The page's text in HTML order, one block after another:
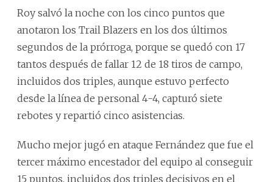
Roy salvó la noche con los cinco puntos que
anotaron los Trail Blazers en los dos últimos
segundos de la prórroga, porque se quedó con 17
tantos después de fallar 12 de 18 tiros de campo,
incluidos dos triples, aunque estuvo perfecto
desde la línea de personal 4-4, capturó siete
rebotes y repartió cinco asistencias.
Mucho mejor jugó en ataque Fernández que fue el
tercer máximo encestador del equipo al conseguir
15 puntos, incluidos dos triples decisivos en el